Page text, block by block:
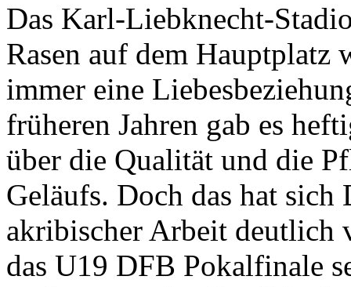
Das Karl-Liebknecht-
Rasen auf dem Hauptplatz
immer eine
früheren Jahren gab es
über die Qualität und die
Geläufs. Doch das hat sich
akribischer Arbeit deutlich
das U19 DFB Pokalfinale